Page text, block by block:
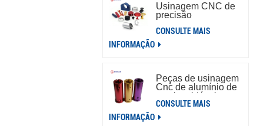
Usinagem CNC de
precisão
placa de interruptor
de alumínio
CONSULTE MAIS
INFORMAÇÃO
Peças de usinagem
Cnc de alumínio de
aço inoxidável
personalizadas
OEM
CONSULTE MAIS
INFORMAÇÃO